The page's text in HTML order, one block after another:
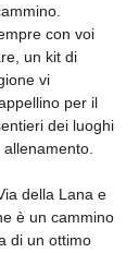
con voi
un kit di
vi
per il
dei luoghi
della Lana e
è un cammino
di un ottimo